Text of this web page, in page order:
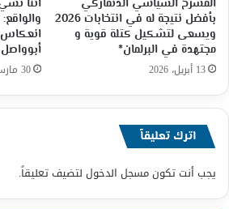
المسرح السياسي الدنماركي
بأفضل نتيجة له في انتخابات 2026
ويسعى لتشكيل كتلة قوية و
مجتهدة في البرلمان*
13 أبريل، 2026
أننا
انعكاس
أبوواصل
30 مارس، 2026
اترك تعليقاً
يجب أنت تكونمسجل الدخول لتضيف تعليقاً.